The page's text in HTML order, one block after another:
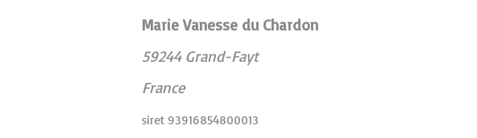
Marie Vanesse du Chardon
59244 Grand-Fayt
France
siret 93916854800013